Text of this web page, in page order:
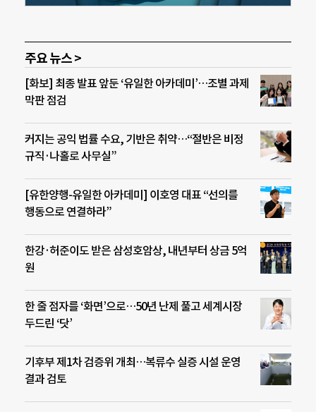
주요 뉴스 >
[화보] 최종 발표 앞둔 ‘유일한 아카데미’…조별 과제
막판 점검
커지는 공익 법률 수요, 기반은 취약…“절반은 비정
규직·나홀로 사무실”
[유한양행-유일한 아카데미] 이호영 대표 “선의를
행동으로 연결하라”
한강·허준이도 받은 삼성호암상, 내년부터 상금 5억
원
한 줄 점자를 ‘화면’으로…50년 난제 풀고 세계시장
두드린 ‘닷’
기후부 제1차 검증위 개최…복류수 실증 시설 운영
결과 검토